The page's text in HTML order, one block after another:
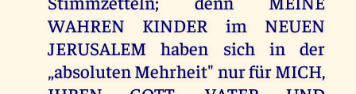
WAHREN KINDER im NEUEN
JERUSALEM haben sich in der
„absoluten Mehrheit" nur für MICH,